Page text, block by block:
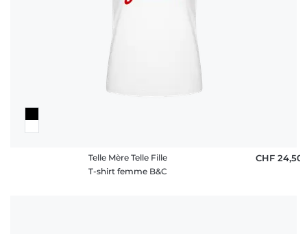
Telle Mère Telle Fille
T-shirt femme B&C
CHF 24,50